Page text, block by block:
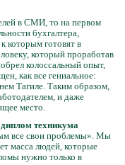
в СМИ, то на первом
бухгалтера,
которым готовят в
который проработав
колоссальный опыт,
как все гениальное:
Тагиле. Таким образом,
и даже
место.
техникума
все свои проблемы». Мы
масса людей, которые
нужно только в